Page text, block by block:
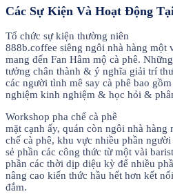
Các Sự Kiện Và Hoạt Động
Tổ chức sự kiện thường niên
888b.coffee siêng ngôi nhà hàng một
mang đến Fan Hâm mộ cà phê.
tưởng chân thành & ý nghĩa giải trí
các người tình mê say cà phê bao
nghiệm kinh nghiệm & học hỏi &
Workshop pha chế cà phê
mặt cạnh ấy, quán còn ngôi nhà
chế cà phê, khu vực nhiều phần
sẻ phần các công thức từ một vài
phần các thời dịp diệu kỳ để nhiều
nâng cao kiến thức hầu hết hơn kết
đắm.